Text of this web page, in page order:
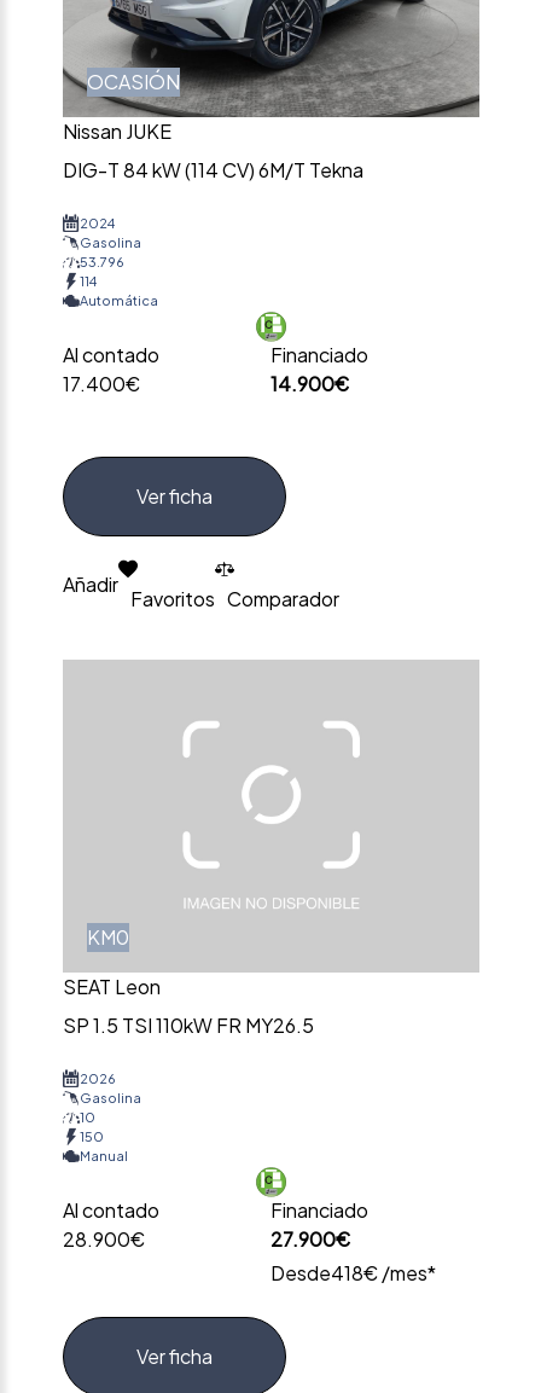
OCASIÓN
Nissan JUKE
DIG-T 84 kW (114 CV) 6M/T Tekna
2024
Gasolina
53.796
114
Automática
Al contado
17.400€
Financiado
14.900€
Ver ficha
Añadir
Favoritos Comparador
KM0
SEAT Leon
SP 1.5 TSI 110kW FR MY26.5
2026
Gasolina
10
150
Manual
Al contado
28.900€
Financiado
27.900€
Desde418€ /mes*
Ver ficha